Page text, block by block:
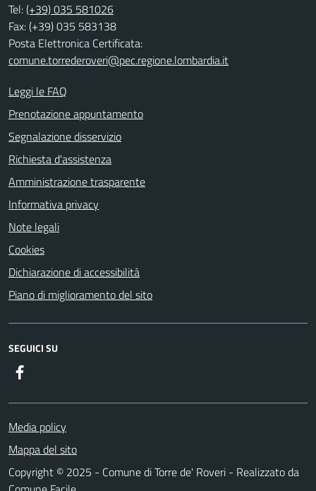
Tel:(+39) 035 581026
Fax: (+39) 035 583138
Posta Elettronica Certificata:
comune.torrederoveri@pec.regione.lombardia.it
Leggi le FAQ
Prenotazione appuntamento
Segnalazione disservizio
Richiesta d'assistenza
Amministrazione trasparente
Informativa privacy
Note legali
Cookies
Dichiarazione di accessibilità
Piano di miglioramento del sito
SEGUICI SU
Media policy
Mappa del sito
Copyright © 2025 - Comune di Torre de' Roveri - Realizzato da